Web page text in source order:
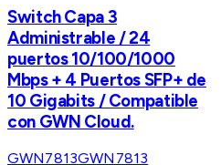
Switch Capa 3
Administrable / 24
puertos 10/100/1000
Mbps + 4 Puertos SFP+ de
10 Gigabits / Compatible
con GWN Cloud.
GWN7813GWN7813